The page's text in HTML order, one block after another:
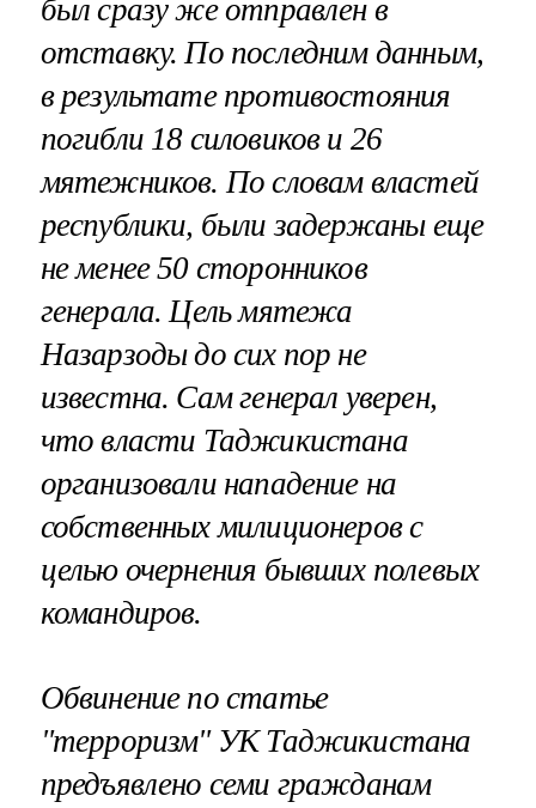
был сразу же отправлен в
отставку. По последним данным,
в результате противостояния
погибли 18 силовиков и 26
мятежников. По словам властей
республики, были задержаны еще
не менее 50 сторонников
генерала. Цель мятежа
Назарзоды до сих пор не
известна. Сам генерал уверен,
что власти Таджикистана
организовали нападение на
собственных милиционеров с
целью очернения бывших полевых
командиров.
Обвинение по статье
"терроризм" УК Таджикистана
предъявлено семи гражданам